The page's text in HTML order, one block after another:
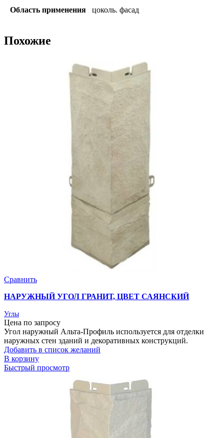
Область применения цоколь. фасад
Похожие
Сравнить
НАРУЖНЫЙ УГОЛ ГРАНИТ, ЦВЕТ САЯНСКИЙ
Углы
Цена по запросу
Угол наружный Альта-Профиль используется для отделки
наружных стен зданий и декоративных конструкций.
Добавить в список желаний
В корзину
Быстрый просмотр